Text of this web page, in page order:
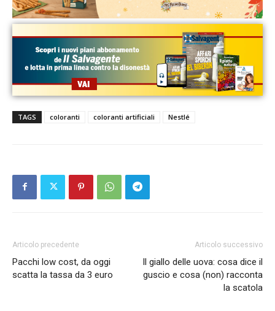
TAGS coloranti coloranti artificiali Nestlé
Articolo precedente
Pacchi low cost, da oggi
scatta la tassa da 3 euro
Articolo successivo
Il giallo delle uova: cosa dice il
guscio e cosa (non) racconta
la scatola